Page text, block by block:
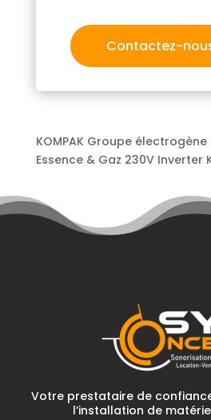
Contactez-
KOMPAK Groupe
Essence & Gaz 230V Inverter
Votre prestataire de
l’installation de